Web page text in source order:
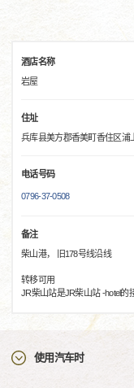
酒店名称
岩屋
住址
兵库县美方郡香美町香住区浦
电话号码
0796-37-0508
备注
柴山港， 旧178号线沿线
转移可用
JR柴山站是JR柴山站 -hotel的
使用汽车时